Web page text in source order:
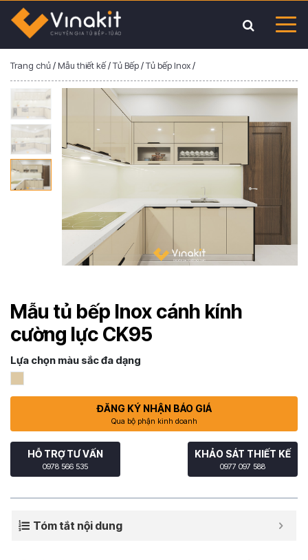
Trang chủ/Mẫu thiết kế/Tủ Bếp/Tủ bếp Inox/
Mẫu tủ bếp Inox cánh kính
cường lực CK95
Lựa chọn màu sắc đa dạng
ĐĂNG KÝ NHẬN BÁO GIÁ
Qua bộ phận kinh doanh
HỖ TRỢ TƯ VẤN
0978 566 535
KHẢO SÁT THIẾT KẾ
0977 097 588
Tóm tắt nội dung